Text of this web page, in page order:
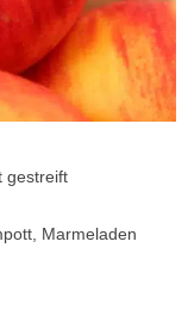
gestreift
Marmeladen